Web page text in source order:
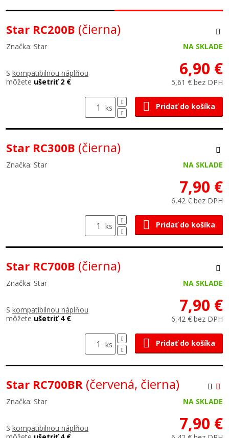
Star RC200B (čierna)
Značka: Star NA SKLADE
S kompatibilnou náplňou
môžete ušetriť 2 €
6,90 €
5,61 € bez DPH
ks Pridať do košíka
Star RC300B (čierna)
Značka: Star NA SKLADE
7,90 €
6,42 € bez DPH
ks Pridať do košíka
Star RC700B (čierna)
Značka: Star NA SKLADE
S kompatibilnou náplňou
môžete ušetriť 4 €
7,90 €
6,42 € bez DPH
ks Pridať do košíka
Star RC700BR (červená, čierna)
Značka: Star NA SKLADE
S kompatibilnou náplňou
7,90 €